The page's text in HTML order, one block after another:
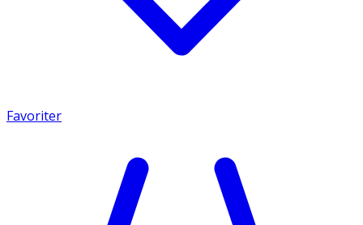
Favoriter